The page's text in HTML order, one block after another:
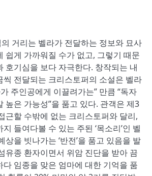
거리는 벨라가 전달하는 정보와 묘사
쉽게 가까워질 수가 없고, 그렇기 때문
호기심을 보다 자극한다. 창작되는 내
씩 전달되는 크리스토퍼의 소설은 벨라
주인공에게 이끌려가는” 만큼 “독자
높은 가능성”을 품고 있다. 관객은 제3
근할 수밖에 없는 크리스토퍼와 달리,
들여다볼 수 있는 주된 ‘목소리’인 벨
상을 빗나가는 ‘반전’을 품고 있음을 발
유종 환자이면서 위암 진단을 받아 끔
다 임종을 맞은 엄마에 대한 기억을 품